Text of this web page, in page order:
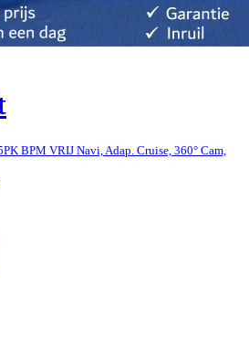
BPM VRIJ Navi, Adap. Cruise, 360° Cam,